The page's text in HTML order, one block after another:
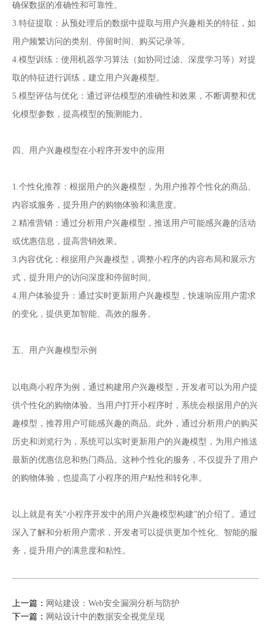
确保数据的准确性和可靠性。
3.特征提取：从预处理后的数据中提取与用户兴趣相关的特征，如
用户频繁访问的类别、停留时间、购买记录等。
4.模型训练：使用机器学习算法（如协同过滤、深度学习等）对提
取的特征进行训练，建立用户兴趣模型。
5.模型评估与优化：通过评估模型的准确性和效果，不断调整和优
化模型参数，提高模型的预测能力。
四、用户兴趣模型在小程序开发中的应用
1.个性化推荐：根据用户的兴趣模型，为用户推荐个性化的商品、
内容或服务，提升用户的购物体验和满意度。
2.精准营销：通过分析用户兴趣模型，推送用户可能感兴趣的活动
或优惠信息，提高营销效果。
3.内容优化：根据用户兴趣模型，调整小程序的内容布局和展示方
式，提升用户的访问深度和停留时间。
4.用户体验提升：通过实时更新用户兴趣模型，快速响应用户需求
的变化，提供更加智能、高效的服务。
五、用户兴趣模型示例
以电商小程序为例，通过构建用户兴趣模型，开发者可以为用户提
供个性化的购物体验。当用户打开小程序时，系统会根据用户的兴
趣模型，推荐用户可能感兴趣的商品。此外，通过分析用户的购买
历史和浏览行为，系统可以实时更新用户的兴趣模型，为用户推送
最新的优惠信息和热门商品。这种个性化的服务，不仅提升了用户
的购物体验，也提高了小程序的用户粘性和转化率。
以上就是有关“小程序开发中的用户兴趣模型构建”的介绍了。通过
深入了解和分析用户需求，开发者可以提供更加个性化、智能的服
务，提升用户的满意度和粘性。
上一篇： 网站建设：Web安全漏洞分析与防护
下一篇： 网站设计中的数据安全视觉呈现